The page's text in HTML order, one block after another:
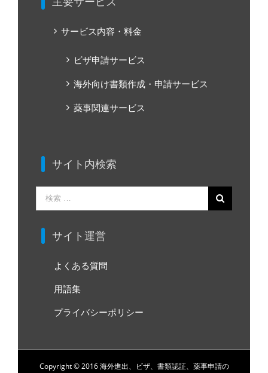
サービス内容・料金
ビザ申請サービス
海外向け書類作成・申請サービス
薬事関連サービス
サイト内検索
索
サイト運営
よくある質問
用語集
プライバシーポリシー
Copyright © 2016 海外進出、ビザ、書類認証、薬事申請の